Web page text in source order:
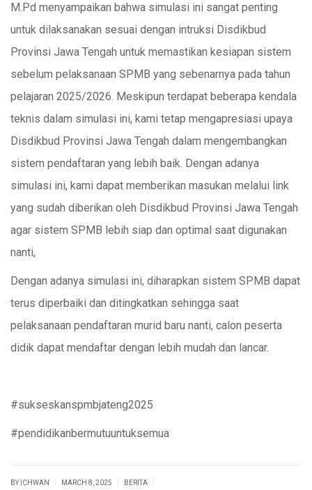
M.Pd menyampaikan bahwa simulasi ini sangat penting
untuk dilaksanakan sesuai dengan intruksi Disdikbud
Provinsi Jawa Tengah untuk memastikan kesiapan sistem
sebelum pelaksanaan SPMB yang sebenarnya pada tahun
pelajaran 2025/2026. Meskipun terdapat beberapa kendala
teknis dalam simulasi ini, kami tetap mengapresiasi upaya
Disdikbud Provinsi Jawa Tengah dalam mengembangkan
sistem pendaftaran yang lebih baik. Dengan adanya
simulasi ini, kami dapat memberikan masukan melalui link
yang sudah diberikan oleh Disdikbud Provinsi Jawa Tengah
agar sistem SPMB lebih siap dan optimal saat digunakan
nanti,
Dengan adanya simulasi ini, diharapkan sistem SPMB dapat
terus diperbaiki dan ditingkatkan sehingga saat
pelaksanaan pendaftaran murid baru nanti, calon peserta
didik dapat mendaftar dengan lebih mudah dan lancar.
#sukseskanspmbjateng2025
#pendidikanbermutuuntuksemua
BY ICHWAN MARCH 8, 2025 BERITA